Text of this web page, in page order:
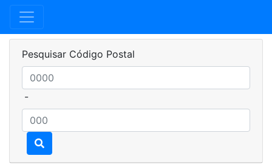
Pesquisar Código Postal
-